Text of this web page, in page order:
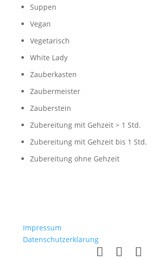
Suppen
Vegan
Vegetarisch
White Lady
Zauberkasten
Zaubermeister
Zauberstein
Zubereitung mit Gehzeit > 1 Std.
Zubereitung mit Gehzeit bis 1 Std.
Zubereitung ohne Gehzeit
Impressum
Datenschutzerklärung